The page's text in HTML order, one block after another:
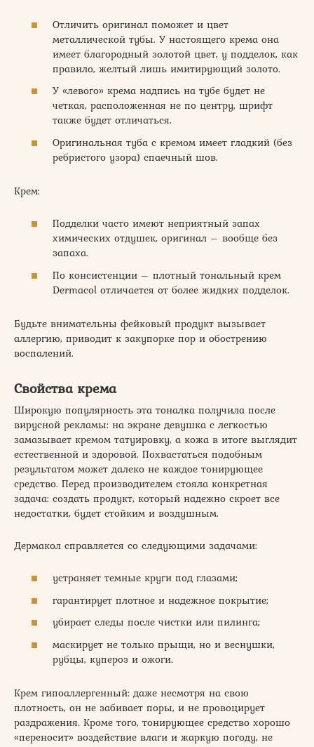
Отличить оригинал поможет и цвет
металлической тубы. У настоящего крема она
имеет благородный золотой цвет, у подделок, как
правило, желтый лишь имитирующий золото.
У «левого» крема надпись на тубе будет не
четкая, расположенная не по центру, шрифт
также будет отличаться.
Оригинальная туба с кремом имеет гладкий (без
ребристого узора) спаечный шов.
Крем:
Подделки часто имеют неприятный запах
химических отдушек, оригинал – вообще без
запаха.
По консистенции – плотный тональный крем
Dermacol отличается от более жидких подделок.
Будьте внимательны фейковый продукт вызывает
аллергию, приводит к закупорке пор и обострению
воспалений.
Свойства крема
Широкую популярность эта тоналка получила после
вирусной рекламы: на экране девушка с легкостью
замазывает кремом татуировку, а кожа в итоге выглядит
естественной и здоровой. Похвастаться подобным
результатом может далеко не каждое тонирующее
средство. Перед производителем стояла конкретная
задача: создать продукт, который надежно скроет все
недостатки, будет стойким и воздушным.
Дермакол справляется со следующими задачами:
устраняет темные круги под глазами;
гарантирует плотное и надежное покрытие;
убирает следы после чистки или пилинга;
маскирует не только прыщи, но и веснушки,
рубцы, купероз и ожоги.
Крем гипоаллергенный: даже несмотря на свою
плотность, он не забивает поры, и не провоцирует
раздражения. Кроме того, тонирующее средство хорошо
«переносит» воздействие влаги и жаркую погоду, не